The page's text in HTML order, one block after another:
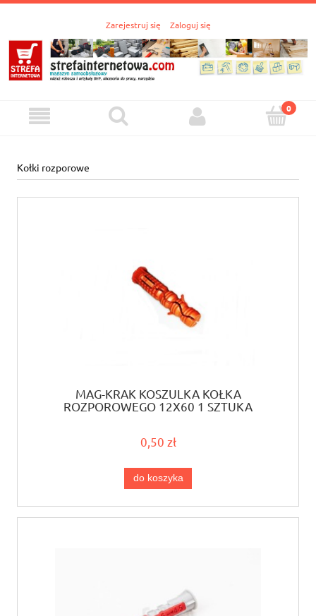
Zarejestruj się Zaloguj się
Kołki rozporowe
MAG-KRAK KOSZULKA KOŁKA
ROZPOROWEGO 12X60 1 SZTUKA
0,50 zł
do koszyka